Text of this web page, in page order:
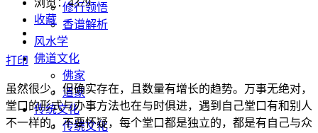
修行领悟
香谱解析
风水学
佛道文化
佛家
道家
传统文化
传统文化
浏览：4379
收藏
打印
虽然很少，但确实存在，且数量有增长的趋势。万事无绝对，
堂口的形式与办事方法也在与时俱进，遇到自己堂口有和别人
不一样的，不要怀疑，每个堂口都是独立的，都是有自己与众